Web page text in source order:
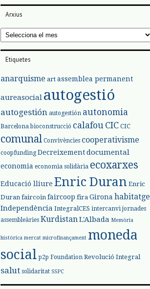
Arxius
Arxius
Etiquetes
anarquisme art assemblea permanent
aureasocial autogestió
autogestión autogestión autonomia
Barcelona bioconstrucció calafou CIC CIC
comunal Convivències cooperativisme
coopfunding Decreixementdocumental
economia economia solidària ecoxarxes
Educació lliure Enric Duran Enric
Duran faircoin faircoop fira Girona habitatge
Independència IntegralCES intercanvi jornades
assembleàries Kurdistan L'Albada Memòria
històrica mercat microfinançament moneda
social p2p Foundation Revolució Integral
salut solidaritat SSPC